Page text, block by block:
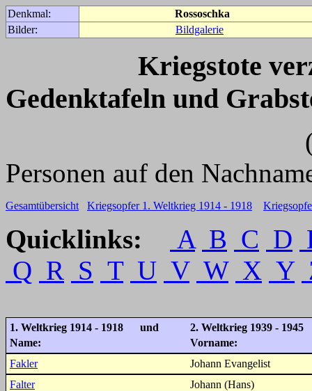
Denkmal:
Rossoschka
Bilder:
Bildgalerie
Kriegstote
Gedenktafeln und
(Für weitere
Personen auf den
Gesamtübersicht Kriegsopfer 1. Weltkrieg 1914 - 1918
Quicklinks: A B C D
Q R S T U V W X Y
1. Weltkrieg 1914 - 1918 und
2. Weltkrieg 1939 - 1945
Name:
Vorname:
Fakler
Johann Evangelist
Falter
Johann (Hans)